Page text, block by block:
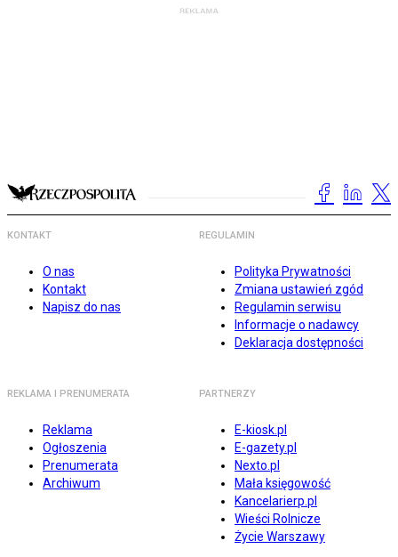
KONTAKT
O nas
Kontakt
Napisz do nas
REGULAMIN
Polityka Prywatności
Zmiana ustawień zgód
Regulamin serwisu
Informacje o nadawcy
Deklaracja dostępności
REKLAMA I PRENUMERATA
Reklama
Ogłoszenia
Prenumerata
Archiwum
PARTNERZY
E-kiosk.pl
E-gazety.pl
Nexto.pl
Mała księgowość
Kancelarierp.pl
Wieści Rolnicze
Życie Warszawy